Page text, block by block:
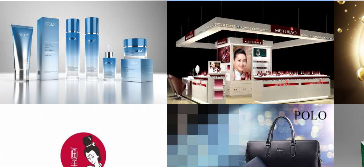
美肤宝汉方店面设计
店面设计/化妆品品牌设计
GKE 化妆品品牌设计
化妆品包装设计/LOGO设计
polo 箱包男电商店铺设计 瑞美汤谷美食代餐粉压片糖果包装设计图